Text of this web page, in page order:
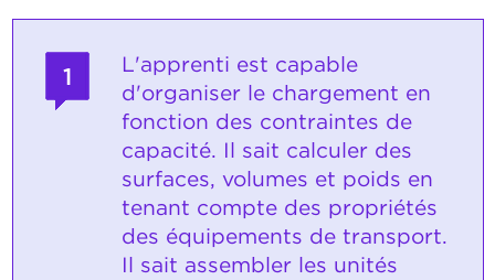
1
L'apprenti est capable
d'organiser le chargement en
fonction des contraintes de
capacité. Il sait calculer des
surfaces, volumes et poids en
tenant compte des propriétés
des équipements de transport.
Il sait assembler les unités